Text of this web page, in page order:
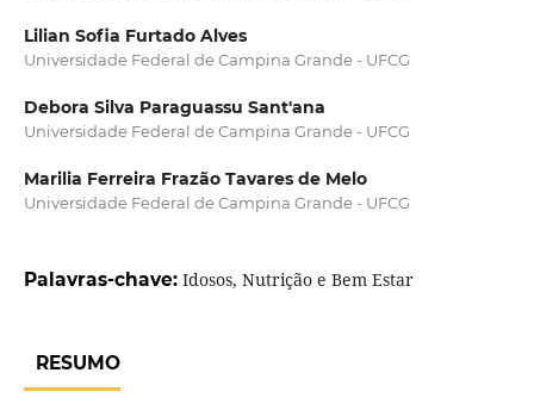
Lilian Sofia Furtado Alves
Universidade Federal de Campina Grande - UFCG
Debora Silva Paraguassu Sant'ana
Universidade Federal de Campina Grande - UFCG
Marilia Ferreira Frazão Tavares de Melo
Universidade Federal de Campina Grande - UFCG
Palavras-chave: Idosos, Nutrição e Bem Estar
RESUMO